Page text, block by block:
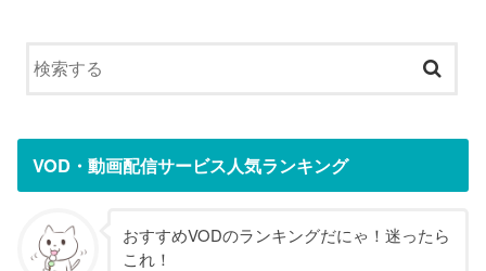
VOD・動画配信サービス人気ランキング
おすすめVODのランキングだにゃ！迷ったら
これ！